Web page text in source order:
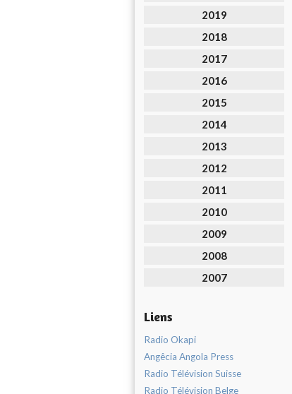
2019
2018
2017
2016
2015
2014
2013
2012
2011
2010
2009
2008
2007
Liens
Radio Okapi
Angêcia Angola Press
Radio Télévision Suisse
Radio Télévision Belge